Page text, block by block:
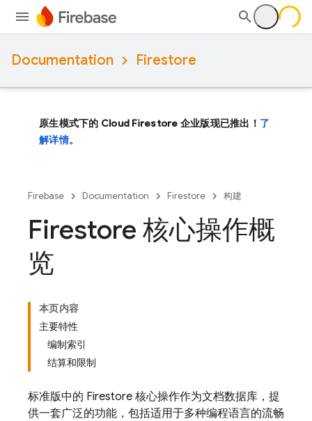
Documentation Firestore
原生模式下的 Cloud Firestore 企业版现已推出！ 了
解详情。
Firebase Documentation Firestore 构建
Firestore 核心操作概
览
本页内容
主要特性
编制索引
结算和限制
标准版中的 Firestore 核心操作作为文档数据库，提
供一套广泛的功能，包括适用于多种编程语言的流畅